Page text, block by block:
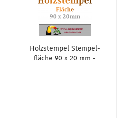
Holz­stem­pel Stem­pel­
flä­che 90 x 20 mm -